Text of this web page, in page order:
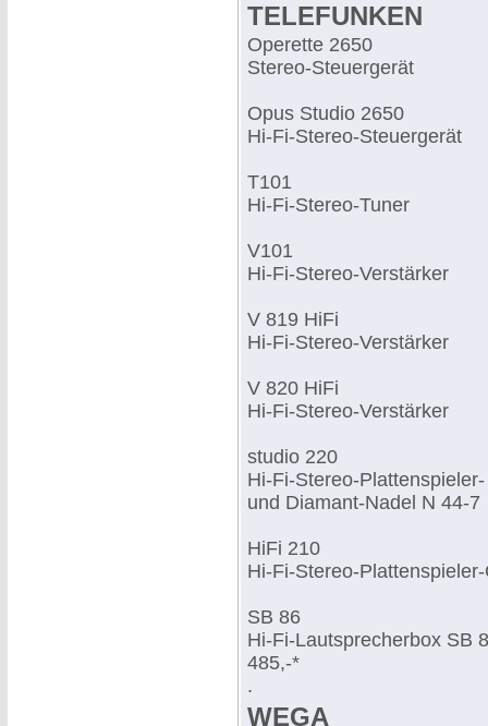
TELEFUNKEN
Operette 2650
Stereo-Steuergerät
Opus Studio 2650
Hi-Fi-Stereo-Steuergerät
T101
Hi-Fi-Stereo-Tuner
V101
Hi-Fi-Stereo-Verstärker
V 819 HiFi
Hi-Fi-Stereo-Verstärker
V 820 HiFi
Hi-Fi-Stereo-Verstärker
studio 220
Hi-Fi-Stereo-
und Diamant-Nadel N 44-7
HiFi 210
Hi-Fi-Stereo-
SB 86
Hi-Fi-Lautsprecherbox SB
485,-*
.
WEGA